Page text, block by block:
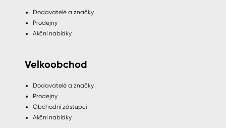
Dodavatelé a značky
Prodejny
Akční nabídky
Velkoobchod
Dodavatelé a značky
Prodejny
Obchodní zástupci
Akční nabídky